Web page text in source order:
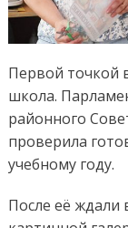
Первой точкой
школа.
районного
проверила
учебному году.
После её ждали